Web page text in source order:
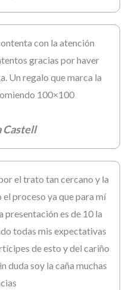
con la atención
gracias por haver
Un regalo que marca la
100×100
Castell
el trato tan cercano y la
proceso ya que para mí
presentación es de 10 la
todas mis expectativas
de esto y del cariño
duda soy la caña muchas